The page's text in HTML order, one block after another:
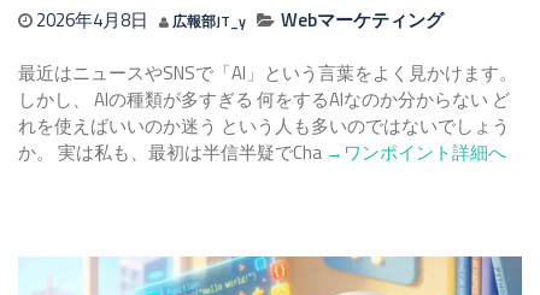
2026年4月8日 広報部JT_y
Webマーケティング
最近はニュースやSNSで「AI」という言葉をよく見かけます。
しかし、 AIの種類が多すぎる 何をするAIなのか分からない ど
れを使えばいいのか迷う という人も多いのではないでしょう
か。 実は私も、最初は半信半疑でChaRead
年
→ワンポイント詳細へ